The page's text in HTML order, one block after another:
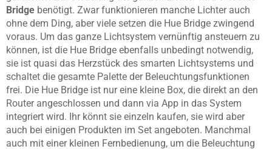
Bridge benötigt. Zwar funktionieren manche Lichter auch
ohne dem Ding, aber viele setzen die Hue Bridge zwingend
voraus. Um das ganze Lichtsystem vernünftig ansteuern zu
können, ist die Hue Bridge ebenfalls unbedingt notwendig,
sie ist quasi das Herzstück des smarten Lichtsystems und
schaltet die gesamte Palette der Beleuchtungsfunktionen
frei. Die Hue Bridge ist nur eine kleine Box, die direkt an den
Router angeschlossen und dann via App in das System
integriert wird. Ihr könnt sie einzeln kaufen, sie wird aber
auch bei einigen Produkten im Set angeboten. Manchmal
auch mit einer kleinen Fernbedienung, um die Beleuchtung